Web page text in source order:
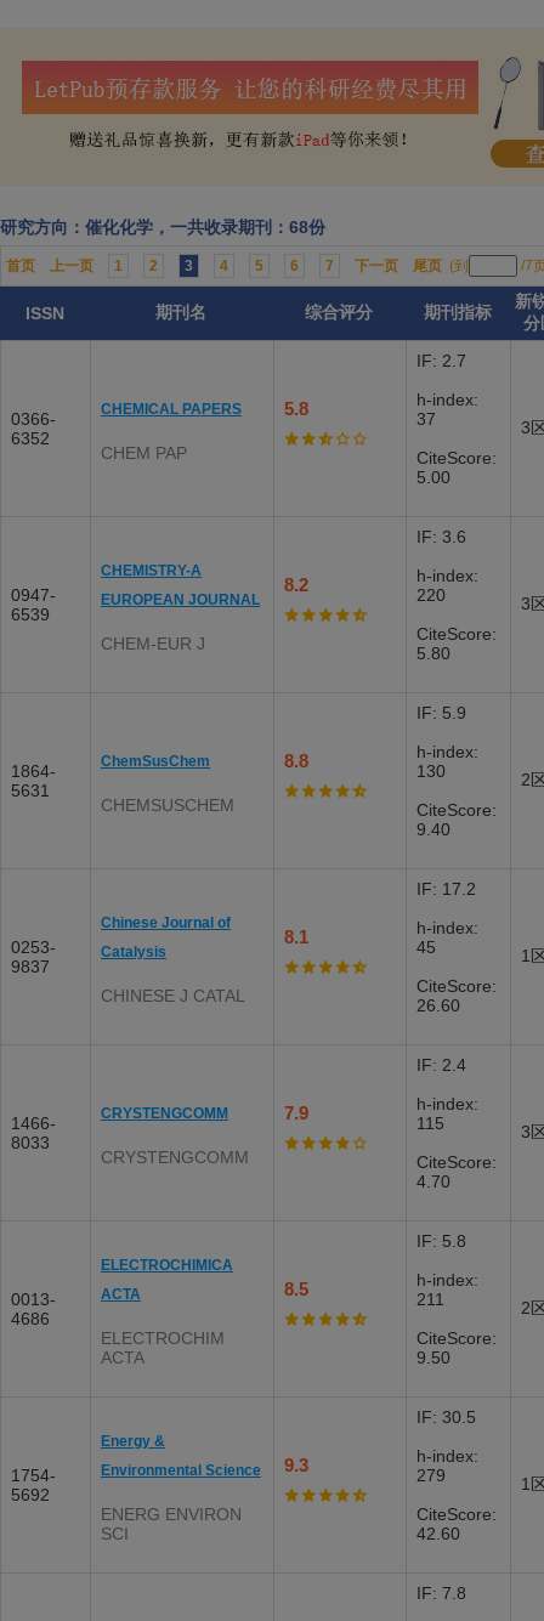
研究方向：催化化学，一共收录期刊：68份
首页 上一页 1 2 3 4 5 6 7 下一页 尾页 (到 /7
ISSN 期刊名 综合评分 期刊指标
新
0366-
6352
CHEMICAL PAPERS
CHEM PAP
5.8
IF: 2.7
h-index:
37
CiteScore:
5.00
3
0947-
6539
CHEMISTRY-A
EUROPEAN JOURNAL
CHEM-EUR J
8.2
IF: 3.6
h-index:
220
CiteScore:
5.80
3
1864-
5631
ChemSusChem
CHEMSUSCHEM
8.8
IF: 5.9
h-index:
130
CiteScore:
9.40
2
0253-
9837
Chinese Journal of
Catalysis
CHINESE J CATAL
8.1
IF: 17.2
h-index:
45
CiteScore:
26.60
1
1466-
8033
CRYSTENGCOMM
CRYSTENGCOMM
7.9
IF: 2.4
h-index:
115
CiteScore:
4.70
3
0013-
4686
ELECTROCHIMICA
ACTA
ELECTROCHIM
ACTA
8.5
IF: 5.8
h-index:
211
CiteScore:
9.50
2
1754-
5692
Energy &
Environmental Science
ENERG ENVIRON
SCI
9.3
IF: 30.5
h-index:
279
CiteScore:
42.60
1
IF: 7.8